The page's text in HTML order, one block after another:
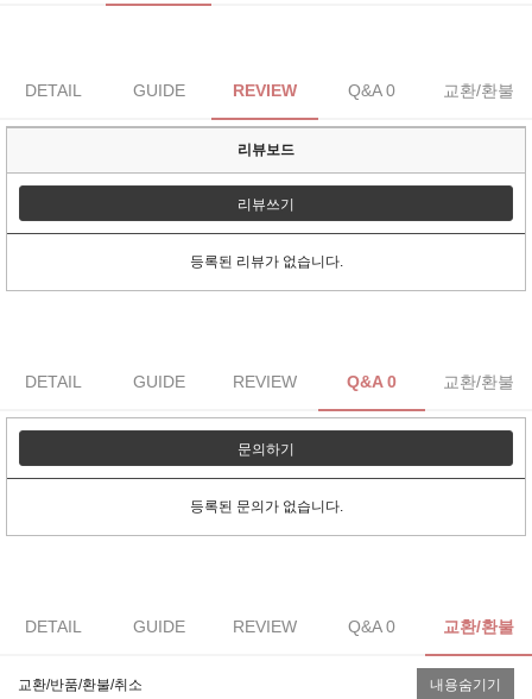
DETAIL GUIDE REVIEW Q&A 0 교환/환불
리뷰보드
리뷰쓰기
등록된 리뷰가 없습니다.
DETAIL GUIDE REVIEW Q&A 0 교환/환불
문의하기
등록된 문의가 없습니다.
DETAIL GUIDE REVIEW Q&A 0 교환/환불
교환/반품/환불/취소 내용숨기기